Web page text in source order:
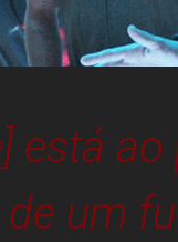
] está ao
um